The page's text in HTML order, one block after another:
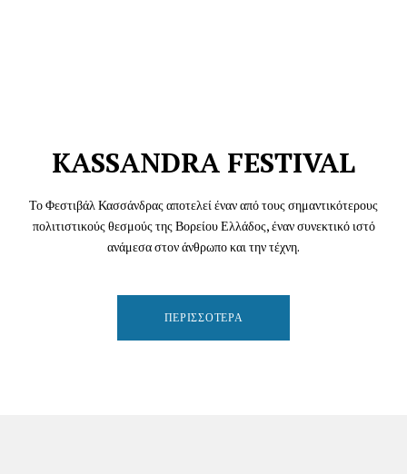
KASSANDRA FESTIVAL
Το Φεστιβάλ Κασσάνδρας αποτελεί έναν από τους σημαντικότερους
πολιτιστικούς θεσμούς της Βορείου Ελλάδος, έναν συνεκτικό ιστό
ανάμεσα στον άνθρωπο και την τέχνη.
ΠΕΡΙΣΣΌΤΕΡΑ